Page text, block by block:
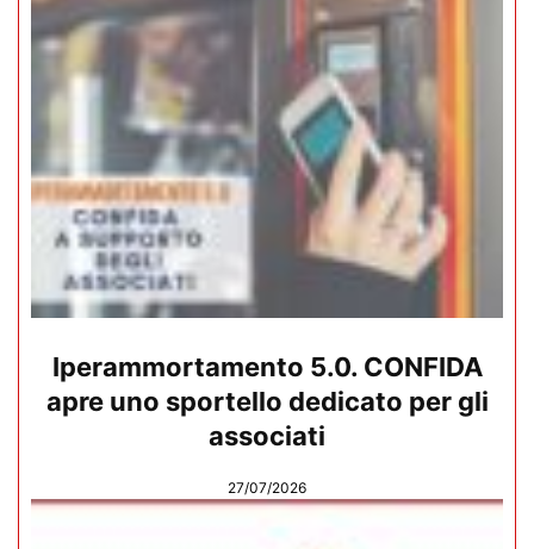
Iperammortamento 5.0. CONFIDA
apre uno sportello dedicato per gli
associati
27/07/2026